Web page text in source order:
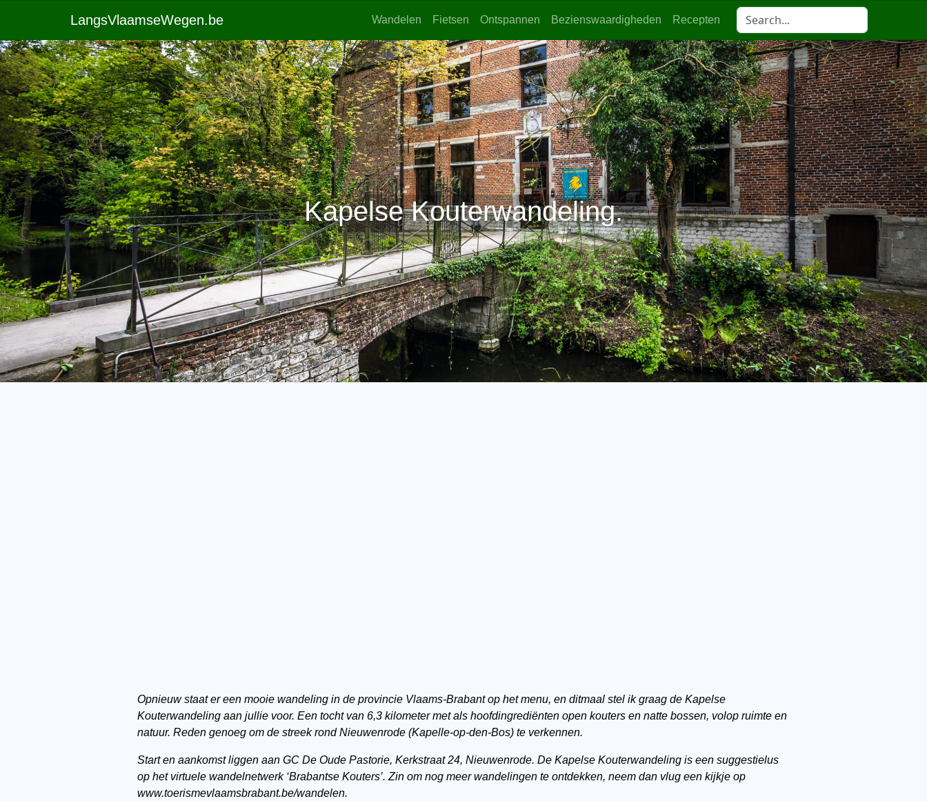
LangsVlaamseWegen.be Wandelen Fietsen Ontspannen Bezienswaardigheden Recepten
Kapelse Kouterwandeling.
Opnieuw staat er een mooie wandeling in de provincie Vlaams-Brabant op het menu, en ditmaal stel ik graag de Kapelse
Kouterwandeling aan jullie voor. Een tocht van 6,3 kilometer met als hoofdingrediënten open kouters en natte bossen, volop ruimte en
natuur. Reden genoeg om de streek rond Nieuwenrode (Kapelle-op-den-Bos) te verkennen.
Start en aankomst liggen aan GC De Oude Pastorie, Kerkstraat 24, Nieuwenrode. De Kapelse Kouterwandeling is een suggestielus
op het virtuele wandelnetwerk ‘Brabantse Kouters’. Zin om nog meer wandelingen te ontdekken, neem dan vlug een kijkje op
www.toerismevlaamsbrabant.be/wandelen.